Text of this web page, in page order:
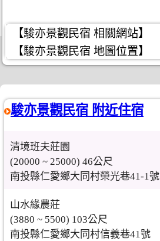
【駿亦景觀民宿 相關網站】
【駿亦景觀民宿 地圖位置】
駿亦景觀民宿 附近住宿
清境班夫莊園
(20000 ~ 25000) 46公尺
南投縣仁愛鄉大同村榮光巷41-1號
山水緣農莊
(3880 ~ 5500) 103公尺
南投縣仁愛鄉大同村信義巷41號